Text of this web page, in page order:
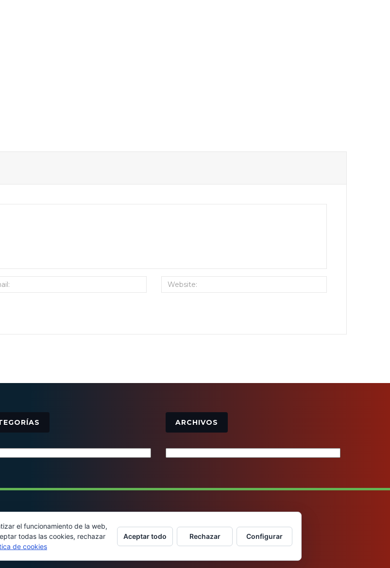
ARCHIVOS
© 2016 - Todos los derechos reservados
el funcionamiento de la web,
todas las cookies, rechazar
de cookies
Aceptar todo Rechazar Configurar